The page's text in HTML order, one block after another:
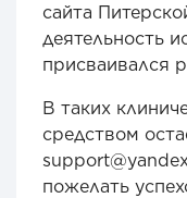
сайта
деятельность
присваивался
В таких
средством
пожелать